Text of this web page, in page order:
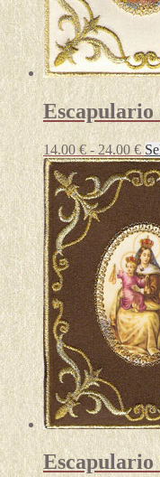
14.00€ - 24.00 €
de
Escapulario